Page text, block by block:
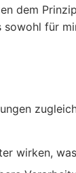
dem
für
wirken,